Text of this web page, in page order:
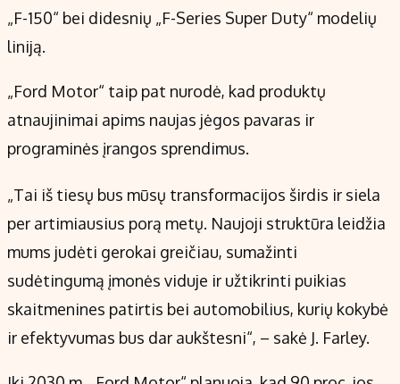
„F-150“ bei didesnių „F-Series Super Duty“ modelių
liniją.
„Ford Motor“ taip pat nurodė, kad produktų
atnaujinimai apims naujas jėgos pavaras ir
programinės įrangos sprendimus.
„Tai iš tiesų bus mūsų transformacijos širdis ir siela
per artimiausius porą metų. Naujoji struktūra leidžia
mums judėti gerokai greičiau, sumažinti
sudėtingumą įmonės viduje ir užtikrinti puikias
skaitmenines patirtis bei automobilius, kurių kokybė
ir efektyvumas bus dar aukštesni“, – sakė J. Farley.